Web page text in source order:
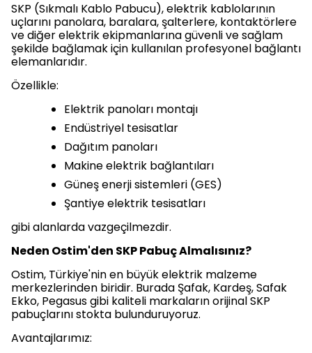
SKP (Sıkmalı Kablo Pabucu), elektrik kablolarının
uçlarını panolara, baralara, şalterlere, kontaktörlere
ve diğer elektrik ekipmanlarına güvenli ve sağlam
şekilde bağlamak için kullanılan profesyonel bağlantı
elemanlarıdır.
Özellikle:
Elektrik panoları montajı
Endüstriyel tesisatlar
Dağıtım panoları
Makine elektrik bağlantıları
Güneş enerji sistemleri (GES)
Şantiye elektrik tesisatları
gibi alanlarda vazgeçilmezdir.
Neden Ostim'den SKP Pabuç Almalısınız?
Ostim, Türkiye'nin en büyük elektrik malzeme
merkezlerinden biridir. Burada Şafak, Kardeş, Safak
Ekko, Pegasus gibi kaliteli markaların orijinal SKP
pabuçlarını stokta bulunduruyoruz.
Avantajlarımız: